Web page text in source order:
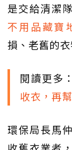
是交給清潔
不用品藏寶
損、老舊的
閱讀更多：
收衣，再
環保局長馬